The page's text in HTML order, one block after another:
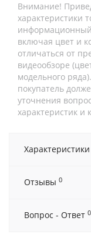
Внимание!
характеристики
включая цвет и
отличаться от
видеообзоре
модельного
покупатель
уточнения
характеристик и
Характеристики
Отзывы 0
Вопрос - Ответ 0